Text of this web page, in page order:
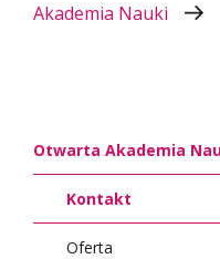
Akademia Nauki
Otwarta Akademia
Kontakt
Oferta